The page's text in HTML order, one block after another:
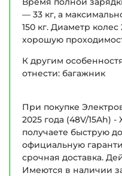
— 33 кг, а
150 кг. Диаметр
хорошую
К другим
отнести: багажник
При покупке
2025 года (48V/15Ah)
получаете быструю
официальную
срочная доставка.
Имеются в наличии